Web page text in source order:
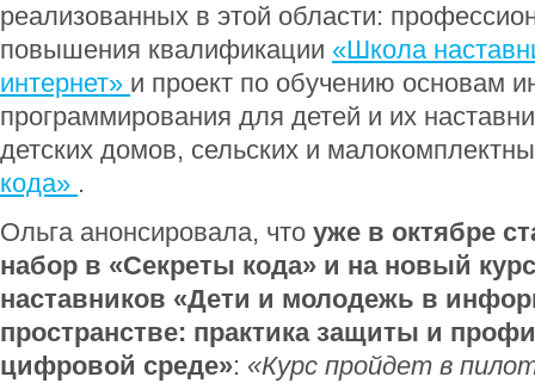
реализованных в этой области:
повышения квалификации «Школа
интернет» и проект по обучению основам
программирования для детей и их
детских домов, сельских и
кода» .
Ольга анонсировала, что уже в октябре
набор в «Секреты кода» и на новый
наставников «Дети и молодежь в
пространстве: практика защиты и
цифровой среде»: «Курс пройдет в